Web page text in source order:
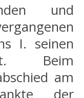
I. seinen
Beim
am
der